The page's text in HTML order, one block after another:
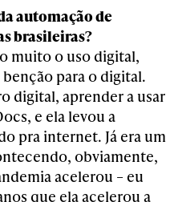
automação de
brasileiras?
muito o uso digital,
para o digital.
digital, aprender a usar
e ela levou a
pra internet. Já era um
obviamente,
acelerou – eu
que ela acelerou a